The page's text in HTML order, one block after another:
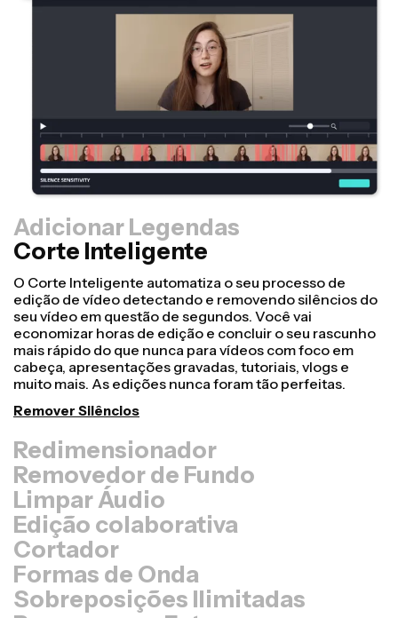
Adicionar Legendas
Corte Inteligente
Redimensionador
Adapte os vídeos com mais rapidez e deixe-os mais
profissionais com o nosso recurso Redimensionar Tela!
Com apenas alguns cliques, você pode pegar um único
vídeo e ajustá-lo para ter o tamanho certo para
qualquer outra plataforma, seja para TikTok, YouTube,
Instagram, Twitter, Linkedin ou qualquer outro lugar.
Redimensionar Vídeo
Removedor de Fundo
Limpar Áudio
Edição colaborativa
Cortador
Formas de Onda
Sobreposições Ilimitadas
Recursos em Estoque